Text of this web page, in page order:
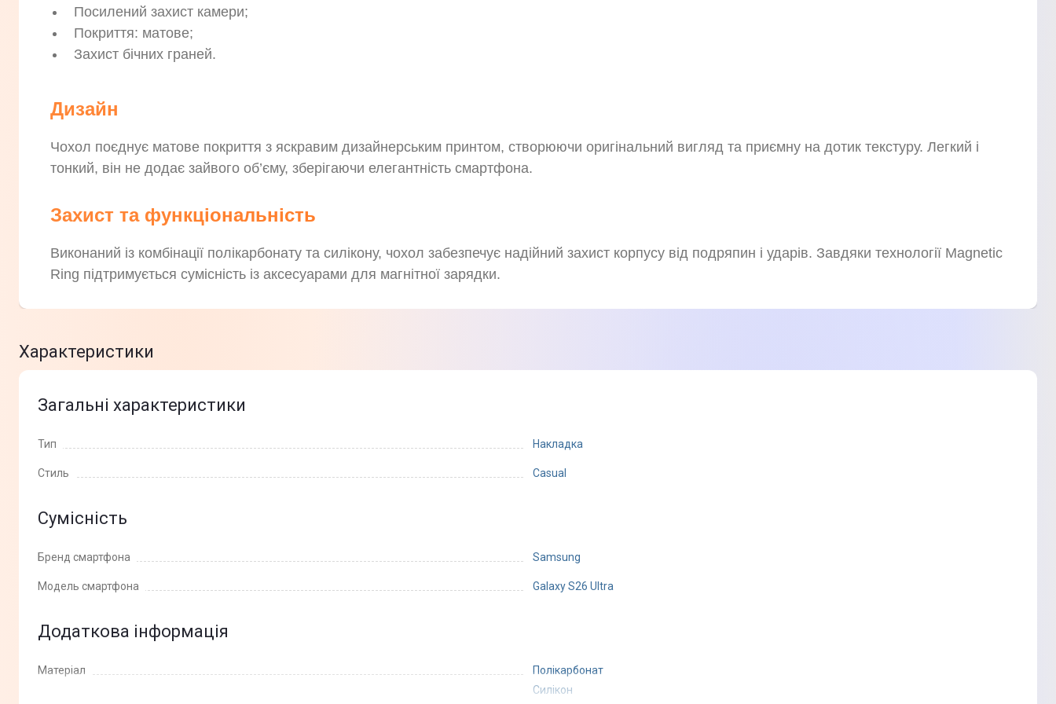
Посилений захист камери;
Покриття: матове;
Захист бічних граней.
Дизайн
Чохол поєднує матове покриття з яскравим дизайнерським принтом, створюючи оригінальний вигляд та приємну на дотик текстуру. Легкий і
тонкий, він не додає зайвого об’єму, зберігаючи елегантність смартфона.
Захист та функціональність
Виконаний із комбінації полікарбонату та силікону, чохол забезпечує надійний захист корпусу від подряпин і ударів. Завдяки технології Magnetic
Ring підтримується сумісність із аксесуарами для магнітної зарядки.
Характеристики
Загальні характеристики
Тип Накладка
Стиль Casual
Сумісність
Бренд смартфона Samsung
Модель смартфона Galaxy S26 Ultra
Додаткова інформація
Матеріал
Полікарбонат
Силікон